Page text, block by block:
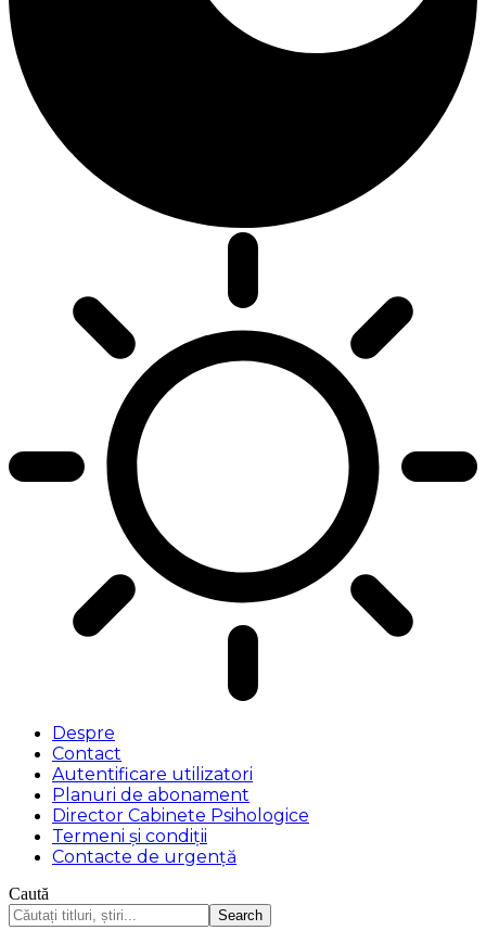
Despre
Contact
Autentificare utilizatori
Planuri de abonament
Director Cabinete Psihologice
Termeni și condiții
Contacte de urgență
Caută